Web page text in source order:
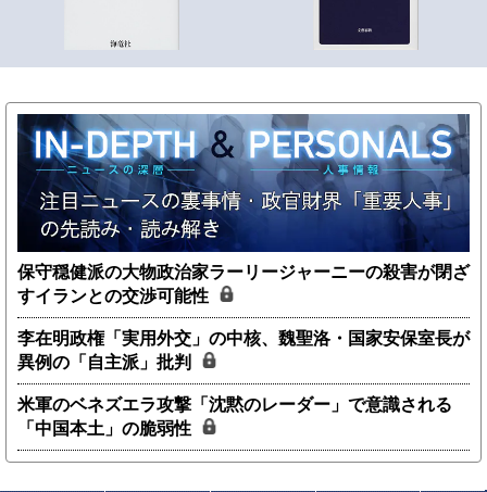
保守穏健派の大物政治家ラーリージャーニーの殺害が閉ざ
すイランとの交渉可能性
李在明政権「実用外交」の中核、魏聖洛・国家安保室長が
異例の「自主派」批判
米軍のベネズエラ攻撃「沈黙のレーダー」で意識される
「中国本土」の脆弱性